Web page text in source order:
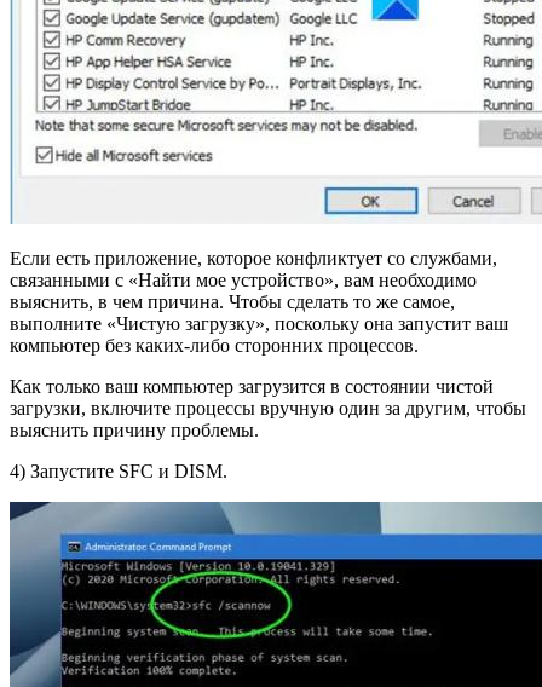
Если есть приложение, которое конфликтует со службами,
связанными с «Найти мое устройство», вам необходимо
выяснить, в чем причина. Чтобы сделать то же самое,
выполните «Чистую загрузку», поскольку она запустит ваш
компьютер без каких-либо сторонних процессов.
Как только ваш компьютер загрузится в состоянии чистой
загрузки, включите процессы вручную один за другим, чтобы
выяснить причину проблемы.
4) Запустите SFC и DISM.